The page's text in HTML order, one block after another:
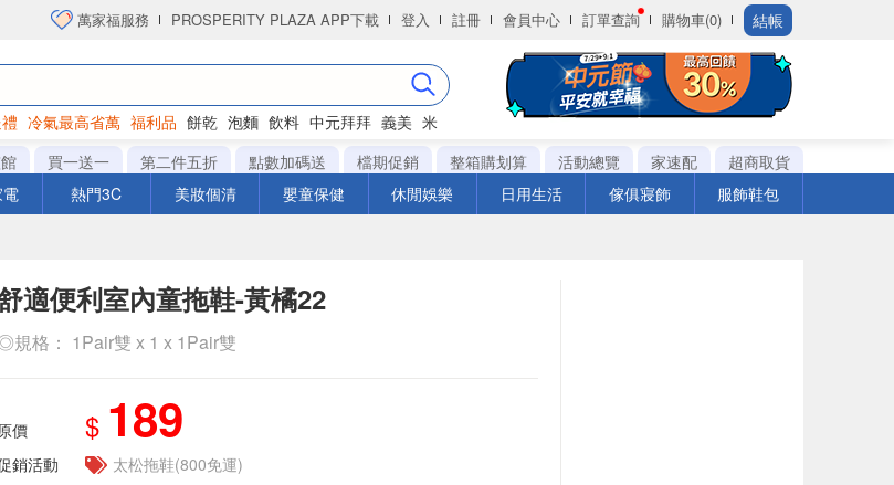
萬家福服務 PROSPERITY PLAZA APP下載 登入 註冊 會員中心 訂單查詢 購物車(0) 結帳
冷氣最高省萬 福利品 餅乾 泡麵 飲料 中元拜拜 義美 米
買一送一 第二件五折 點數加碼送 檔期促銷 整箱購划算 活動總覽 家速配
超商取貨
熱門3C 美妝個清 嬰童保健 休閒娛樂 日用生活 傢俱寢飾 服飾鞋包
適便利室內童拖鞋-黃橘22
規格： 1Pair雙 x 1 x 1Pair雙
價 $ 189
銷活動
太松拖鞋(800免運)